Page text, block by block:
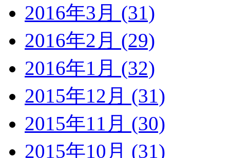
2016年3月 (31)
2016年2月 (29)
2016年1月 (32)
2015年12月 (31)
2015年11月 (30)
2015年10月 (31)